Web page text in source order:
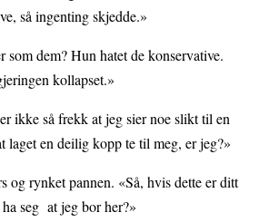
så ingenting skjedde.»
som dem? Hun hatet de konservative.
kollapset.»
ikke så frekk at jeg sier noe slikt til en
laget en deilig kopp te til meg, er jeg?»
og rynket pannen. «Så, hvis dette er ditt
seg at jeg bor her?»